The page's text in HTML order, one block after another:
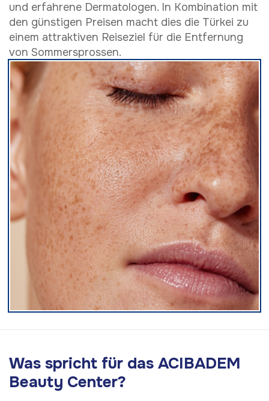
und erfahrene Dermatologen. In Kombination mit
den günstigen Preisen macht dies die Türkei zu
einem attraktiven Reiseziel für die Entfernung
von Sommersprossen.
Was spricht für das ACIBADEM
Beauty Center?